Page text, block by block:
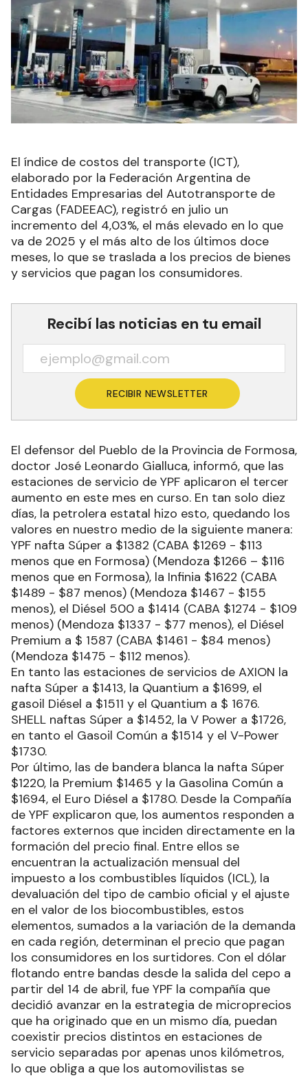
El índice de costos del transporte (ICT),
elaborado por la Federación Argentina de
Entidades Empresarias del Autotransporte de
Cargas (FADEEAC), registró en julio un
incremento del 4,03%, el más elevado en lo que
va de 2025 y el más alto de los últimos doce
meses, lo que se traslada a los precios de bienes
y servicios que pagan los consumidores.
Recibí las noticias en tu email
RECIBIR NEWSLETTER
El defensor del Pueblo de la Provincia de Formosa,
doctor José Leonardo Gialluca, informó, que las
estaciones de servicio de YPF aplicaron el tercer
aumento en este mes en curso. En tan solo diez
días, la petrolera estatal hizo esto, quedando los
valores en nuestro medio de la siguiente manera:
YPF nafta Súper a $1382 (CABA $1269 - $113
menos que en Formosa) (Mendoza $1266 – $116
menos que en Formosa), la Infinia $1622 (CABA
$1489 - $87 menos) (Mendoza $1467 - $155
menos), el Diésel 500 a $1414 (CABA $1274 - $109
menos) (Mendoza $1337 - $77 menos), el Diésel
Premium a $ 1587 (CABA $1461 - $84 menos)
(Mendoza $1475 - $112 menos).
En tanto las estaciones de servicios de AXION la
nafta Súper a $1413, la Quantium a $1699, el
gasoil Diésel a $1511 y el Quantium a $ 1676.
SHELL naftas Súper a $1452, la V Power a $1726,
en tanto el Gasoil Común a $1514 y el V-Power
$1730.
Por último, las de bandera blanca la nafta Súper
$1220, la Premium $1465 y la Gasolina Común a
$1694, el Euro Diésel a $1780. Desde la Compañía
de YPF explicaron que, los aumentos responden a
factores externos que inciden directamente en la
formación del precio final. Entre ellos se
encuentran la actualización mensual del
impuesto a los combustibles líquidos (ICL), la
devaluación del tipo de cambio oficial y el ajuste
en el valor de los biocombustibles, estos
elementos, sumados a la variación de la demanda
en cada región, determinan el precio que pagan
los consumidores en los surtidores. Con el dólar
flotando entre bandas desde la salida del cepo a
partir del 14 de abril, fue YPF la compañía que
decidió avanzar en la estrategia de microprecios
que ha originado que en un mismo día, puedan
coexistir precios distintos en estaciones de
servicio separadas por apenas unos kilómetros,
lo que obliga a que los automovilistas se